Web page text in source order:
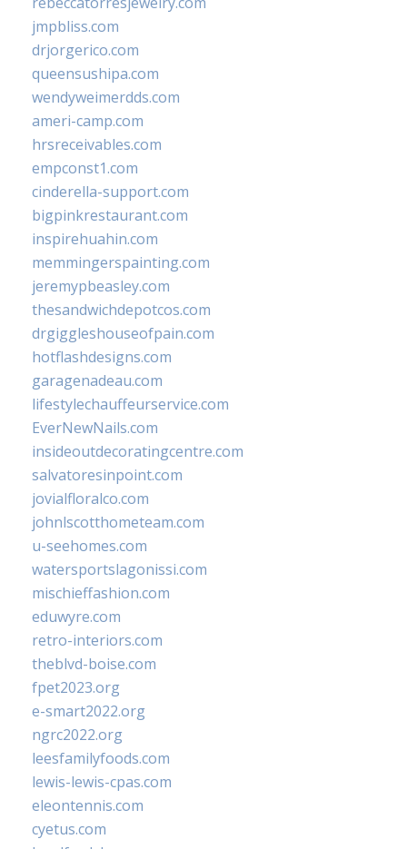
jmpbliss.com
drjorgerico.com
queensushipa.com
wendyweimerdds.com
ameri-camp.com
hrsreceivables.com
empconst1.com
cinderella-support.com
bigpinkrestaurant.com
inspirehuahin.com
memmingerspainting.com
jeremypbeasley.com
thesandwichdepotcos.com
drgiggleshouseofpain.com
hotflashdesigns.com
garagenadeau.com
lifestylechauffeurservice.com
EverNewNails.com
insideoutdecoratingcentre.com
salvatoresinpoint.com
jovialfloralco.com
johnlscotthometeam.com
u-seehomes.com
watersportslagonissi.com
mischieffashion.com
eduwyre.com
retro-interiors.com
theblvd-boise.com
fpet2023.org
e-smart2022.org
ngrc2022.org
leesfamilyfoods.com
lewis-lewis-cpas.com
eleontennis.com
cyetus.com